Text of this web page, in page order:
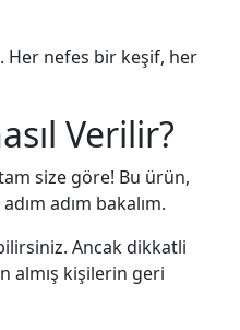
Her nefes bir keşif, her
Verilir?
size göre! Bu ürün,
adım bakalım.
Ancak dikkatli
almış kişilerin geri